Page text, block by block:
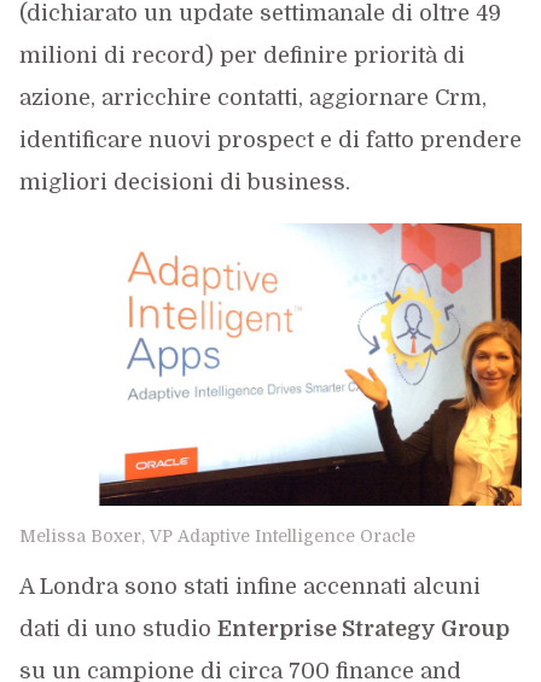
(dichiarato un update settimanale di oltre 49
milioni di record) per definire priorità di
azione, arricchire contatti, aggiornare Crm,
identificare nuovi prospect e di fatto prendere
migliori decisioni di business.
Melissa Boxer, VP Adaptive Intelligence Oracle
A Londra sono stati infine accennati alcuni
dati di uno studio Enterprise Strategy Group
su un campione di circa 700 finance and